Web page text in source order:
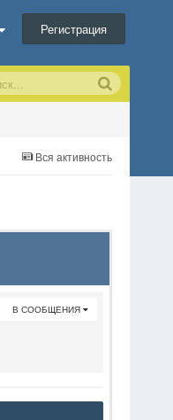
Регистрация
Вся активность
В СООБЩЕНИЯ